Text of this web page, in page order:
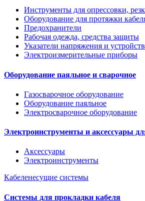
Инструменты для опрессовки,
Оборудование для протяжки
Предохранители
Рабочая одежда, средства защиты
Указатели напряжения и
Электроизмерительные приборы
Оборудование паяльное и сварочное
Газосварочное оборудование
Оборудование паяльное
Электросварочное оборудование
Электроинструменты и аксессуары
Аксессуары
Электроинструменты
Кабеленесущие системы
Системы для прокладки кабеля